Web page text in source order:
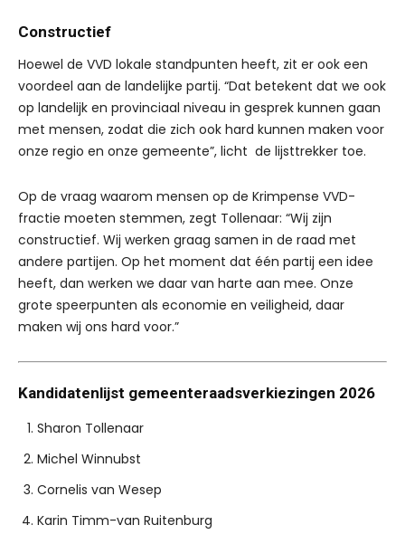
Constructief
Hoewel de VVD lokale standpunten heeft, zit er ook een
voordeel aan de landelijke partij. “Dat betekent dat we ook
op landelijk en provinciaal niveau in gesprek kunnen gaan
met mensen, zodat die zich ook hard kunnen maken voor
onze regio en onze gemeente”, licht de lijsttrekker toe.
Op de vraag waarom mensen op de Krimpense VVD-
fractie moeten stemmen, zegt Tollenaar: “Wij zijn
constructief. Wij werken graag samen in de raad met
andere partijen. Op het moment dat één partij een idee
heeft, dan werken we daar van harte aan mee. Onze
grote speerpunten als economie en veiligheid, daar
maken wij ons hard voor.”
Kandidatenlijst gemeenteraadsverkiezingen 2026
Sharon Tollenaar
Michel Winnubst
Cornelis van Wesep
Karin Timm-van Ruitenburg